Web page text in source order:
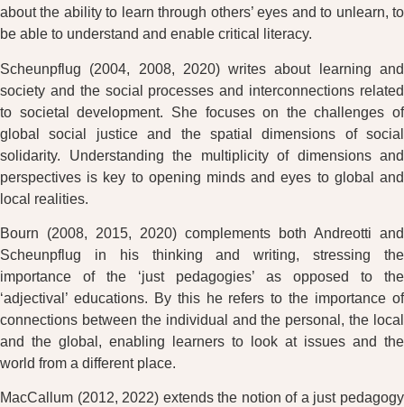
about the ability to learn through others’ eyes and to unlearn, to
be able to understand and enable critical literacy.
Scheunpflug (2004, 2008, 2020) writes about learning and
society and the social processes and interconnections related
to societal development. She focuses on the challenges of
global social justice and the spatial dimensions of social
solidarity. Understanding the multiplicity of dimensions and
perspectives is key to opening minds and eyes to global and
local realities.
Bourn (2008, 2015, 2020) complements both Andreotti and
Scheunpflug in his thinking and writing, stressing the
importance of the ‘just pedagogies’ as opposed to the
‘adjectival’ educations. By this he refers to the importance of
connections between the individual and the personal, the local
and the global, enabling learners to look at issues and the
world from a different place.
MacCallum (2012, 2022) extends the notion of a just pedagogy